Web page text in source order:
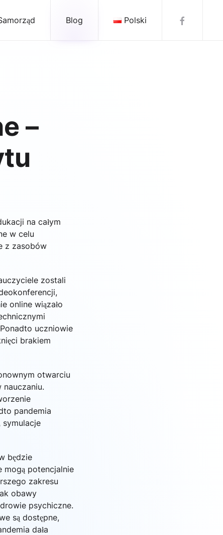
Blog Polski
–
na całym
w celu
z zasobów
zostali
online wiązało
uczniowie
brakiem
otwarciu
pandemia
będzie
mogą potencjalnie
zakresu
obawy
psychiczne.
są dostępne,
dała